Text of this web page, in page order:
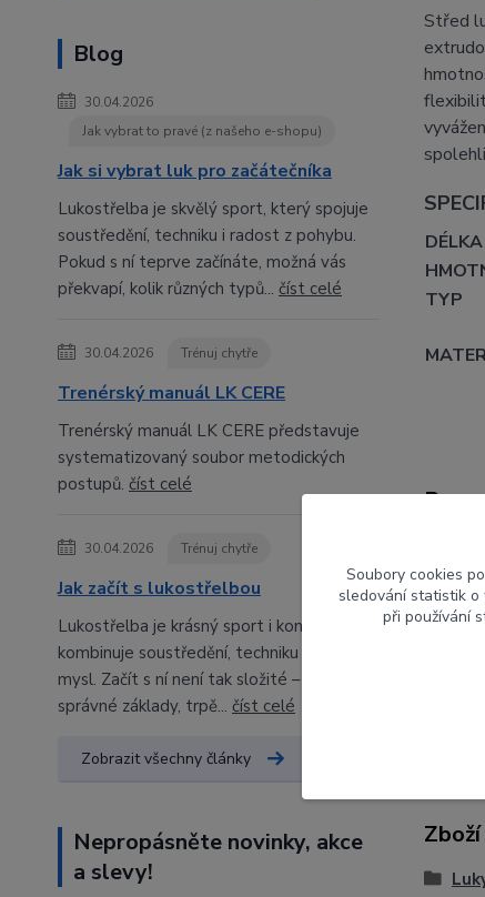
Blog
30.04.2026
Jak vybrat to pravé (z našeho e-shopu)
Jak si vybrat luk pro začátečníka
Lukostřelba je skvělý sport, který spojuje
soustředění, techniku i radost z pohybu.
Pokud s ní teprve začínáte, možná vás
překvapí, kolik různých typů... číst celé
30.04.2026 Trénuj chytře
Trenérský manuál LK CERE
Trenérský manuál LK CERE představuje
systematizovaný soubor metodických
postupů. číst celé
30.04.2026 Trénuj chytře
Jak začít s lukostřelbou
Lukostřelba je krásný sport i koníček, který
kombinuje soustředění, techniku a klidnou
mysl. Začít s ní není tak složité – stačí
správné základy, trpě... číst celé
Zobrazit všechny články
Nepropásněte novinky, akce
a slevy!
Střed
DÉLKA
TYP
Soubory cookies
sledování statistik o
při používání